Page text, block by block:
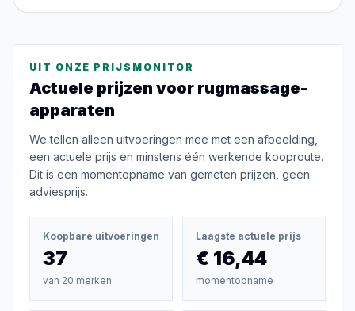
UIT ONZE PRIJSMONITOR
Actuele prijzen voor rugmassage-
apparaten
We tellen alleen uitvoeringen mee met een afbeelding,
een actuele prijs en minstens één werkende kooproute.
Dit is een momentopname van gemeten prijzen, geen
adviesprijs.
Koopbare uitvoeringen
37
van 20 merken
Laagste actuele prijs
€ 16,44
momentopname